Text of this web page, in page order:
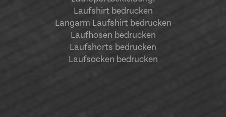
Laufshirt bedrucken
Langarm Laufshirt bedrucken
Laufhosen bedrucken
Laufshorts bedrucken
Laufsocken bedrucken